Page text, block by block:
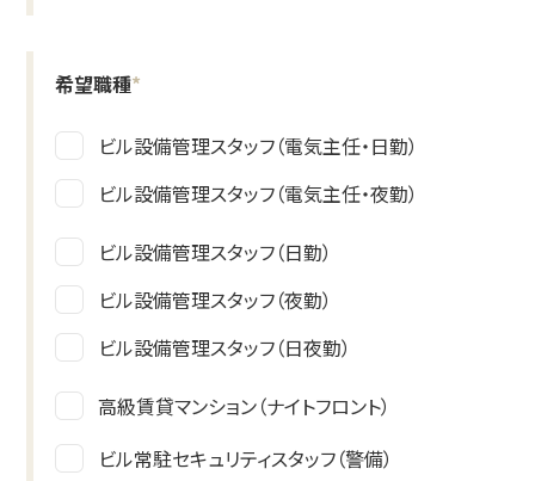
希望職種*
ビル設備管理スタッフ（電気主任・日勤）
ビル設備管理スタッフ（電気主任・夜勤）
ビル設備管理スタッフ（日勤）
ビル設備管理スタッフ（夜勤）
ビル設備管理スタッフ（日夜勤）
高級賃貸マンション（ナイトフロント）
ビル常駐セキュリティスタッフ（警備）